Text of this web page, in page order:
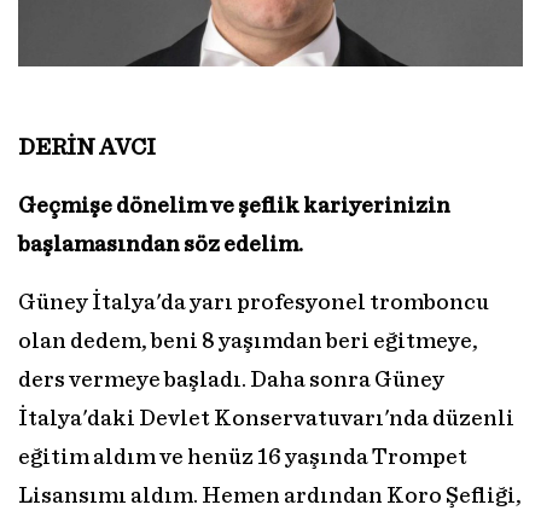
DERİN AVCI
Geçmişe dönelim ve şeflik kariyerinizin
başlamasından söz edelim.
Güney İtalya'da yarı profesyonel tromboncu
olan dedem, beni 8 yaşımdan beri eğitmeye,
ders vermeye başladı. Daha sonra Güney
İtalya'daki Devlet Konservatuvarı'nda düzenli
eğitim aldım ve henüz 16 yaşında Trompet
Lisansımı aldım. Hemen ardından Koro Şefliği,